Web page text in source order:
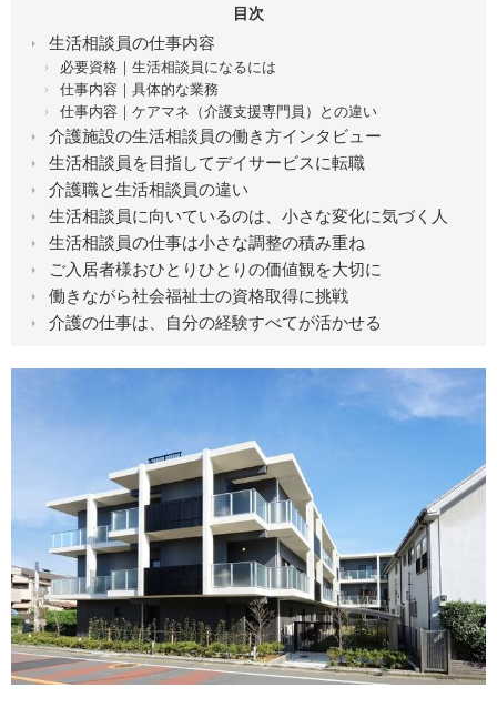
目次
生活相談員の仕事内容
必要資格｜生活相談員になるには
仕事内容｜具体的な業務
仕事内容｜ケアマネ（介護支援専門員）との違い
介護施設の生活相談員の働き方インタビュー
生活相談員を目指してデイサービスに転職
介護職と生活相談員の違い
生活相談員に向いているのは、小さな変化に気づく人
生活相談員の仕事は小さな調整の積み重ね
ご入居者様おひとりひとりの価値観を大切に
働きながら社会福祉士の資格取得に挑戦
介護の仕事は、自分の経験すべてが活かせる